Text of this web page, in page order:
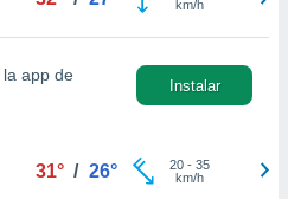
km/h
la app de
Instalar
31° / 26° 20- 35
km/h